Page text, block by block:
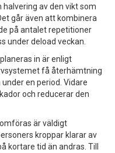
av den vikt som
går även att kombinera
på antalet repetitioner
under deload veckan.
in är enligt
få återhämtning
en period. Vidare
och reducerar den
är väldigt
kroppar klarar av
kortare tid än andras. Till